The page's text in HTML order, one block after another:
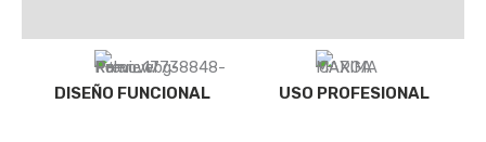
DISEÑO FUNCIONAL USO PROFESIONAL